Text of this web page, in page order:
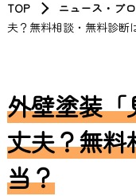
TOP ニュース・ブ
夫？無料相談・無料診断
外壁塗装「
丈夫？無料
当？